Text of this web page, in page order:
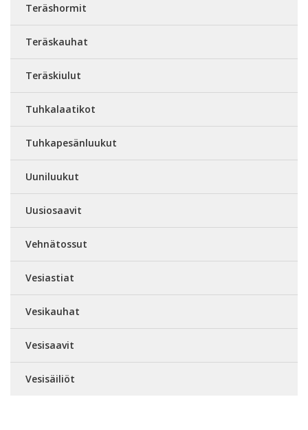
Teräshormit
Teräskauhat
Teräskiulut
Tuhkalaatikot
Tuhkapesänluukut
Uuniluukut
Uusiosaavit
Vehnätossut
Vesiastiat
Vesikauhat
Vesisaavit
Vesisäiliöt